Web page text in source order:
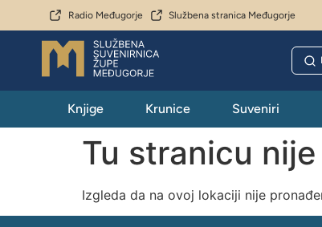
Radio Međugorje Službena stranica Međugorje
Knjige Krunice Suveniri
Tu stranicu
Izgleda da na ovoj lokaciji nije